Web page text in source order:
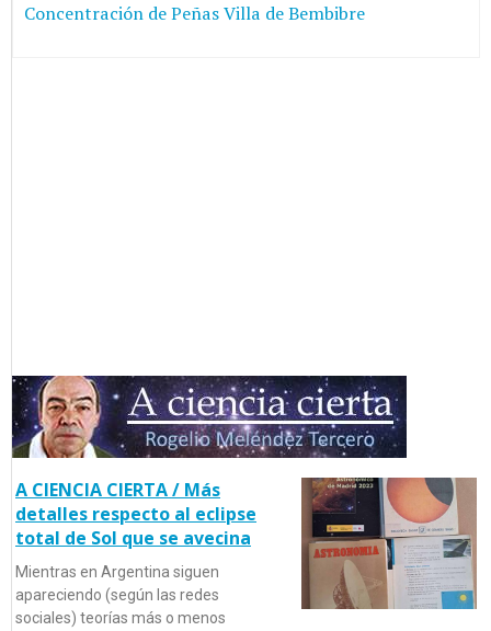
Concentración de Peñas Villa de Bembibre
A CIENCIA CIERTA / Más
detalles respecto al eclipse
total de Sol que se avecina
Mientras en Argentina siguen
apareciendo (según las redes
sociales) teorías más o menos